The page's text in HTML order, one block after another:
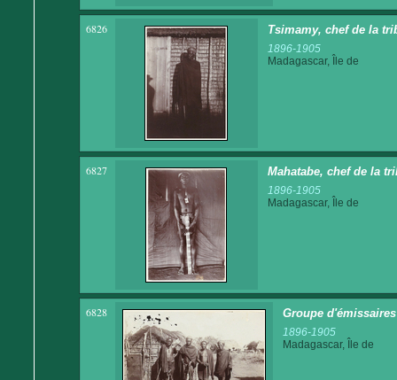
6826 Tsimamy, chef de la
1896-1905
Madagascar, Île de
6827 Mahatabe, chef de la
1896-1905
Madagascar, Île de
6828 Groupe d'émissaires
1896-1905
Madagascar, Île de